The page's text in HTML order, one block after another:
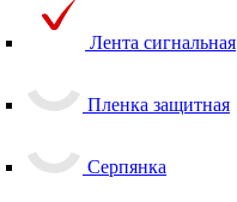
Лента сигнальная
Пленка защитная
Серпянка